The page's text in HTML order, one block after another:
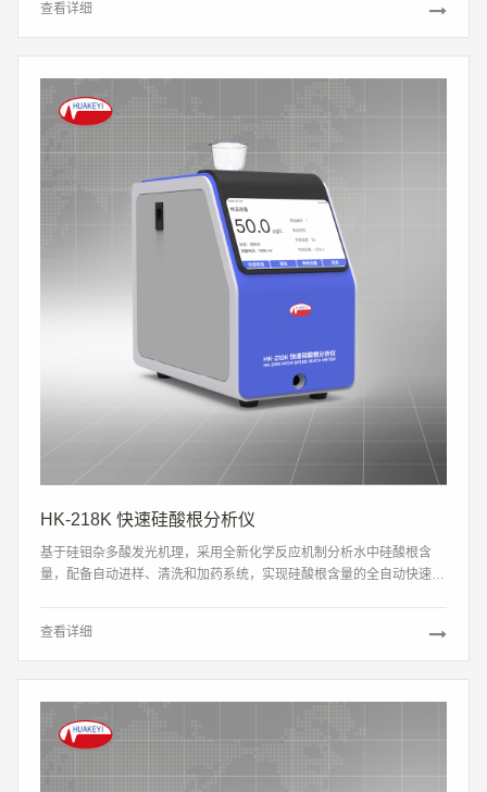
查看详细
HK-218K 快速硅酸根分析仪
基于硅钼杂多酸发光机理，采用全新化学反应机制分析水中硅酸根含
量，配备自动进样、清洗和加药系统，实现硅酸根含量的全自动快速测
查看详细